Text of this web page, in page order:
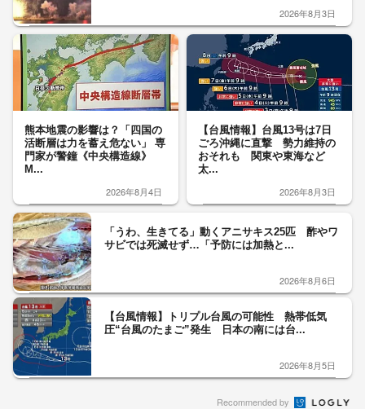
2026年8月3日
熊本地震の影響は？「四国の
活断層は力を蓄え危ない」 専
門家が警鐘《中央構造線》
M...
2026年8月4日
【台風情報】台風13号は7日
ごろ沖縄に直撃 勢力維持の
おそれも 関東や東海など
太...
2026年8月3日
「うわ、生きてる」動くアニサキス25匹 酢やワ
サビでは死滅せず…「予防には加熱と...
2026年8月6日
【台風情報】トリプル台風の可能性 熱帯低気
圧“台風のたまご”発生 日本の南には台...
2026年8月5日
Recommended by